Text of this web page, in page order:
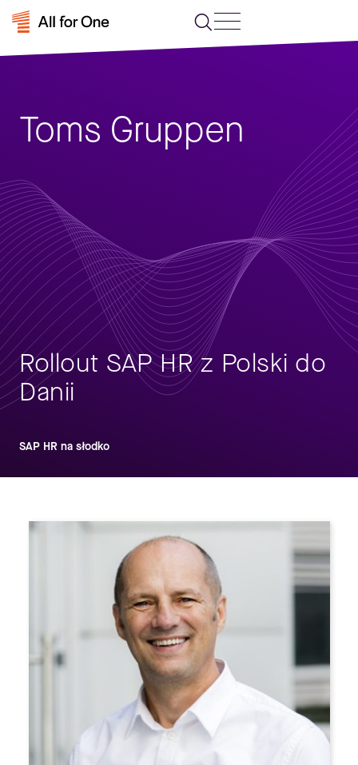
Toms Gruppen
Rollout SAP HR z Polski do
Danii
SAP HR na słodko